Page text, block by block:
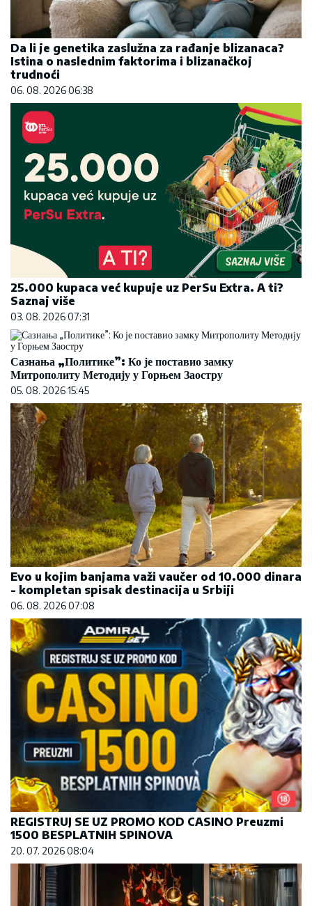
Da li je genetika zaslužna za rađanje blizanaca?
Istina o naslednim faktorima i blizanačkoj
trudnoći
06. 08. 2026 06:38
25.000 kupaca već kupuje uz PerSu Extra. A ti?
Saznaj više
03. 08. 2026 07:31
Сазнања „Политике”: Ко је поставио замку
Митрополиту Методију у Горњем Заостру
05. 08. 2026 15:45
Evo u kojim banjama važi vaučer od 10.000 dinara
- kompletan spisak destinacija u Srbiji
06. 08. 2026 07:08
REGISTRUJ SE UZ PROMO KOD CASINO Preuzmi
1500 BESPLATNIH SPINOVA
20. 07. 2026 08:04